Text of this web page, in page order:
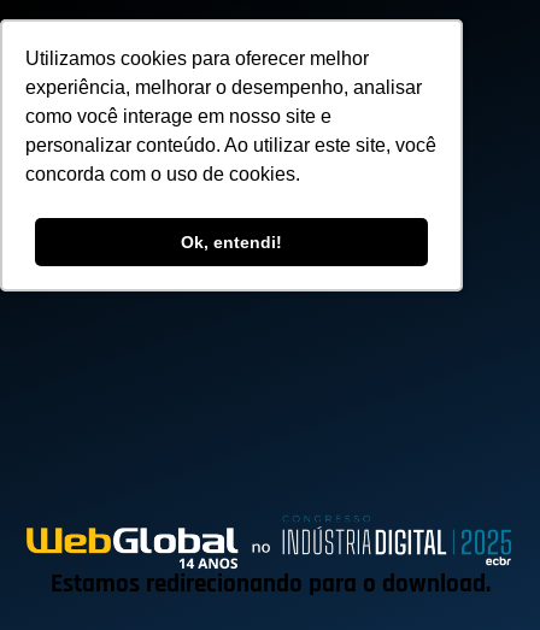
Utilizamos cookies para oferecer melhor
experiência, melhorar o desempenho, analisar
como você interage em nosso site e
personalizar conteúdo. Ao utilizar este site, você
concorda com o uso de cookies.
Ok, entendi!
Utilizamos cookies para oferecer melhor
experiência, melhorar o desempenho, analisar
como você interage em nosso site e
personalizar conteúdo. Ao utilizar este site, você
concorda com o uso de cookies.
Ok, entendi!
Estamos redirecionando para o download.